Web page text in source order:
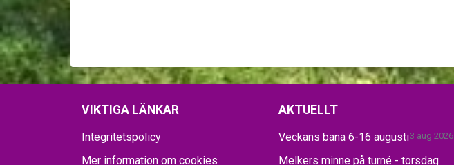
VIKTIGA LÄNKAR
Integritetspolicy
Mer information om cookies
AKTUELLT
Veckans bana 6-16 augusti3 aug 2026
Melkers minne på turné - torsdag